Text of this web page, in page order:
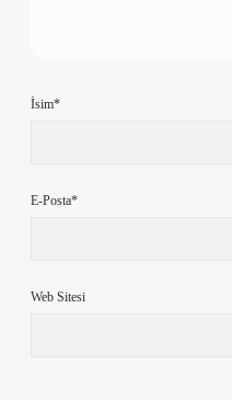
İsim*
E-Posta*
Web Sitesi